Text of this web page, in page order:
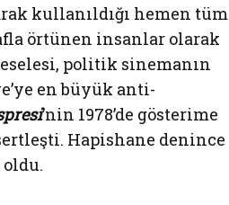
kullanıldığı hemen tüm
örtünen insanlar olarak
politik sinemanın
en büyük anti-
’nin 1978’de gösterime
Hapishane denince